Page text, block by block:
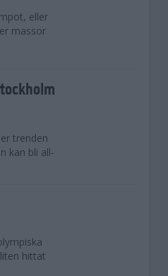
eller
massor
trenden
kan bli all-
hittat